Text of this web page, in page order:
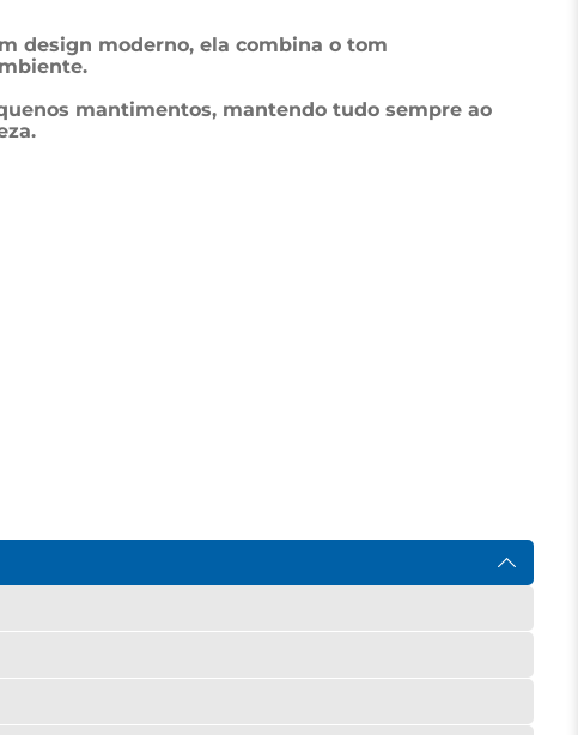
design moderno, ela combina o tom
mantimentos, mantendo tudo sempre ao